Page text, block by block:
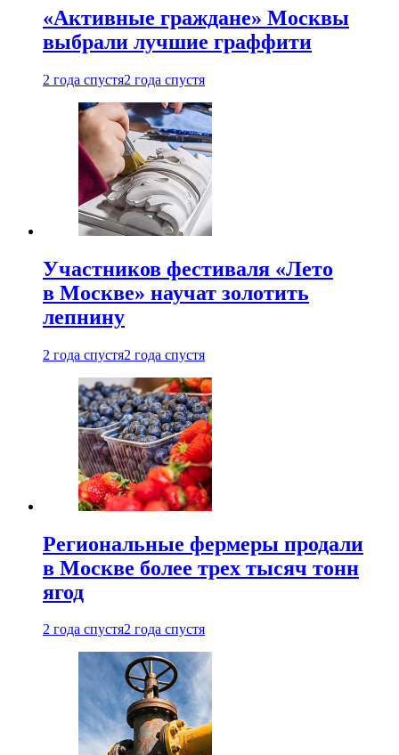
«Активные граждане» Москвы
выбрали лучшие граффити
2 года спустя2 года спустя
Участников фестиваля «Лето
в Москве» научат золотить
лепнину
2 года спустя2 года спустя
Региональные фермеры продали
в Москве более трех тысяч тонн
ягод
2 года спустя2 года спустя